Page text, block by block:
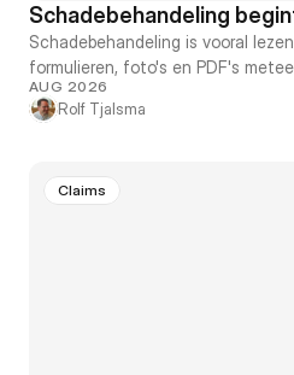
Schadebehandeling
Schadebehandeling is vooral
formulieren, foto's en PDF's
gegevens in het dossier zonder
AUG 2026
Rolf Tjalsma
Claims